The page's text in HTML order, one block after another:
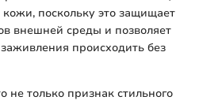
поскольку это защищает
внешней среды и позволяет
происходить без
не только признак стильного